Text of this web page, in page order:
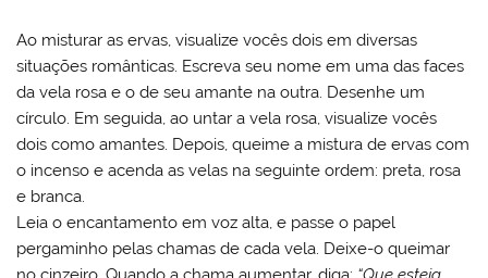
Ao misturar as ervas, visualize vocês dois em diversas
situações românticas. Escreva seu nome em uma das faces
da vela rosa e o de seu amante na outra. Desenhe um
círculo. Em seguida, ao untar a vela rosa, visualize vocês
dois como amantes. Depois, queime a mistura de ervas com
o incenso e acenda as velas na seguinte ordem: preta, rosa
e branca.
Leia o encantamento em voz alta, e passe o papel
pergaminho pelas chamas de cada vela. Deixe-o queimar